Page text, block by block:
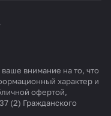
внимание на то, что
характер и
офертой,
(2) Гражданского